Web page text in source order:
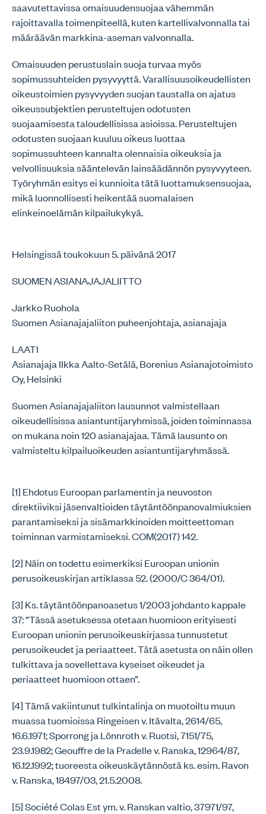
saavutettavissa omaisuudensuojaa vähemmän
rajoittavalla toimenpiteellä, kuten kartellivalvonnalla tai
määräävän markkina-aseman valvonnalla.
Omaisuuden perustuslain suoja turvaa myös
sopimussuhteiden pysyvyyttä. Varallisuusoikeudellisten
oikeustoimien pysyvyyden suojan taustalla on ajatus
oikeussubjektien perusteltujen odotusten
suojaamisesta taloudellisissa asioissa. Perusteltujen
odotusten suojaan kuuluu oikeus luottaa
sopimussuhteen kannalta olennaisia oikeuksia ja
velvollisuuksia sääntelevän lainsäädännön pysyvyyteen.
Työryhmän esitys ei kunnioita tätä luottamuksensuojaa,
mikä luonnollisesti heikentää suomalaisen
elinkeinoelämän kilpailukykyä.
Helsingissä toukokuun 5. päivänä 2017
SUOMEN ASIANAJAJALIITTO
Jarkko Ruohola
Suomen Asianajajaliiton puheenjohtaja, asianajaja
LAATI
Asianajaja Ilkka Aalto-Setälä, Borenius Asianajotoimisto
Oy, Helsinki
Suomen Asianajajaliiton lausunnot valmistellaan
oikeudellisissa asiantuntijaryhmissä, joiden toiminnassa
on mukana noin 120 asianajajaa. Tämä lausunto on
valmisteltu kilpailuoikeuden asiantuntijaryhmässä.
[1] Ehdotus Euroopan parlamentin ja neuvoston
direktiiviksi jäsenvaltioiden täytäntöönpanovalmiuksien
parantamiseksi ja sisämarkkinoiden moitteettoman
toiminnan varmistamiseksi. COM(2017) 142.
[2] Näin on todettu esimerkiksi Euroopan unionin
perusoikeuskirjan artiklassa 52. (2000/C 364/01).
[3] Ks. täytäntöönpanoasetus 1/2003 johdanto kappale
37: ”Tässä asetuksessa otetaan huomioon erityisesti
Euroopan unionin perusoikeuskirjassa tunnustetut
perusoikeudet ja periaatteet. Tätä asetusta on näin ollen
tulkittava ja sovellettava kyseiset oikeudet ja
periaatteet huomioon ottaen”.
[4] Tämä vakiintunut tulkintalinja on muotoiltu muun
muassa tuomioissa Ringeisen v. Itävalta, 2614/65,
16.6.1971; Sporrong ja Lönnroth v. Ruotsi, 7151/75,
23.9.1982; Geouffre de la Pradelle v. Ranska, 12964/87,
16.12.1992; tuoreesta oikeuskäytännöstä ks. esim. Ravon
v. Ranska, 18497/03, 21.5.2008.
[5] Société Colas Est ym. v. Ranskan valtio, 37971/97,